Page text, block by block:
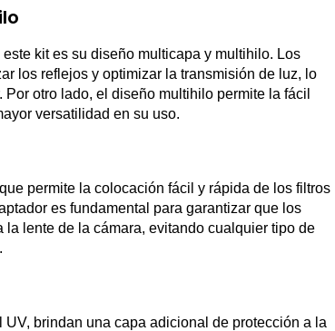
kit es su diseño multicapa y multihilo. Los
los reflejos y optimizar la transmisión de luz, lo
otro lado, el diseño multihilo permite la fácil
versatilidad en su uso.
permite la colocación fácil y rápida de los filtros
es fundamental para garantizar que los
lente de la cámara, evitando cualquier tipo de
UV, brindan una capa adicional de protección a la